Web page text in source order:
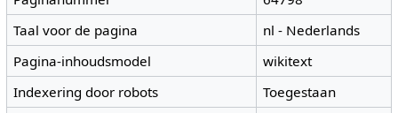
Taal voor de pagina
nl - Nederlands
Pagina-inhoudsmodel
wikitext
Indexering door robots
Toegestaan